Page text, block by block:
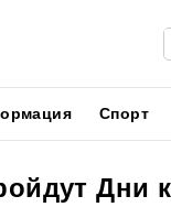
Спорт
Дни